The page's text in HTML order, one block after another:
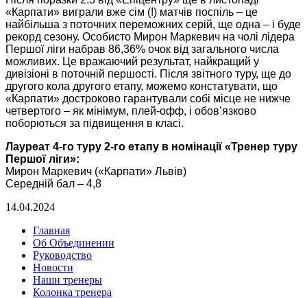
«Карпати» виграли вже сім (!) матчів поспіль – це
найбільша з поточних переможних серій, ще одна – і буде
рекорд сезону. Особисто Мирон Маркевич на чолі лідера
Першої ліги набрав 86,36% очок від загального числа
можливих. Це вражаючий результат, найкращий у
дивізіоні в поточній першості. Після звітного туру, ще до
другого кола другого етапу, можемо констатувати, що
«Карпати» достроково гарантували собі місце не нижче
четвертого – як мінімум, плей-офф, і обов’язково
поборються за підвищення в класі.
Лауреат 4-го туру 2-го етапу в номінації «Тренер туру
Першої ліги»:
Мирон Маркевич («Карпати» Львів)
Середній бал – 4,8
14.04.2024
Главная
Об Объединении
Руководство
Новости
Наши тренеры
Колонка тренера